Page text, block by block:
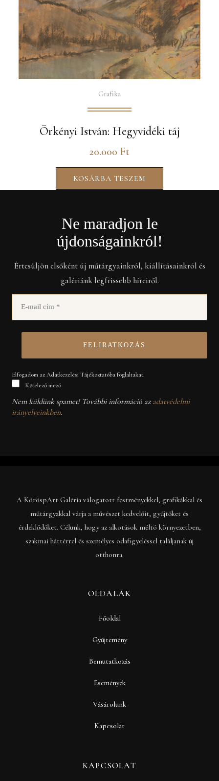
Grafika
Örkényi István: Hegyvidéki táj
20.000 Ft
KOSÁRBA TESZEM
Ne maradjon le
újdonságainkról!
Értesüljön elsőként új műtárgyainkról, kiállításainkról és
galériánk legfrissebb híreiről.
Elfogadom az Adatkezelési Tájékoztatóba foglaltakat.
Kötelező mező
Nem küldünk spamet! További információ az adatvédelmi
irányelveinkben.
A KöröspArt Galéria válogatott festményekkel, grafikákkal és
műtárgyakkal várja a művészet kedvelőit, gyűjtőket és
érdeklődőket. Célunk, hogy az alkotások méltó környezetben,
szakmai háttérrel és személyes odafigyeléssel találjanak új
otthonra.
OLDALAK
Főoldal
Gyűjtemény
Bemutatkozás
Események
Vásárolunk
Kapcsolat
KAPCSOLAT